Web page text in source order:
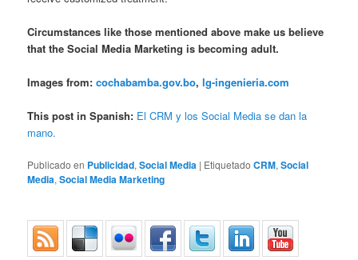
Circumstances like those mentioned above make us believe
that the Social Media Marketing is becoming adult.
Images from:cochabamba.gov.bo,lg-ingenieria.com
This post in Spanish: El CRM y los Social Media se dan la
mano.
Publicado en Publicidad,Social Media | Etiquetado CRM,Social
Media,Social Media Marketing